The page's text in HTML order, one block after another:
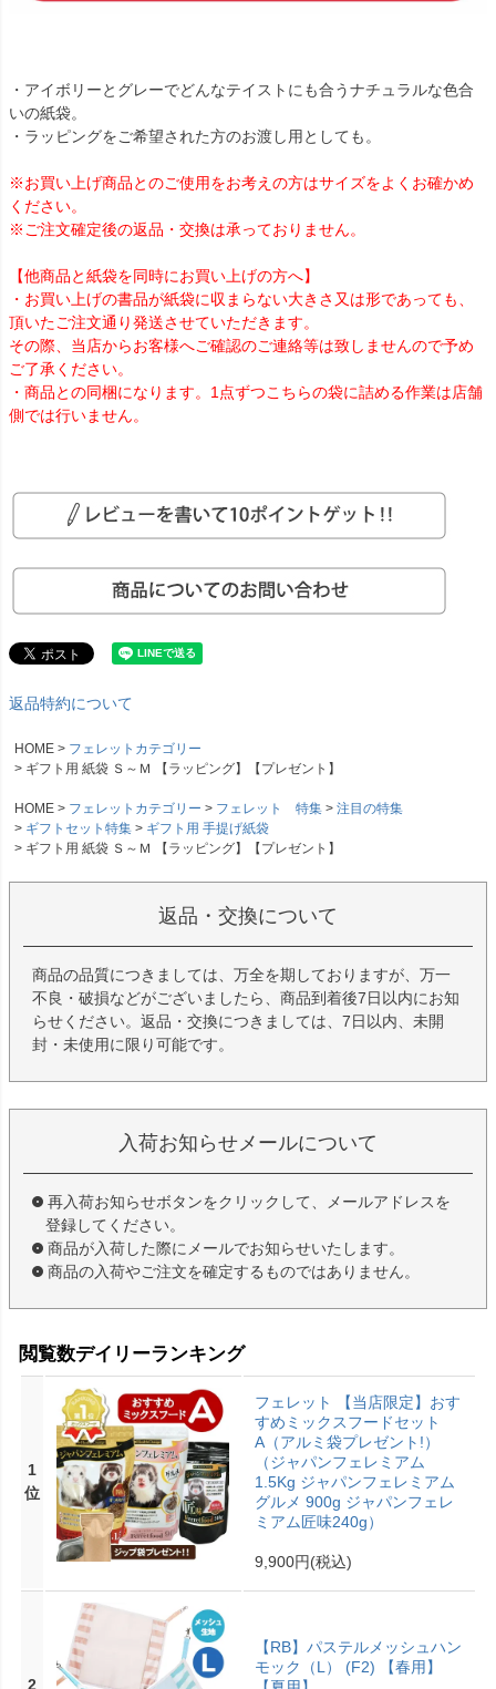
・アイボリーとグレーでどんなテイストにも合うナチュラルな色合
いの紙袋。
・ラッピングをご希望された方のお渡し用としても。
※お買い上げ商品とのご使用をお考えの方はサイズをよくお確かめ
ください。
※ご注文確定後の返品・交換は承っておりません。
【他商品と紙袋を同時にお買い上げの方へ】
・お買い上げの書品が紙袋に収まらない大きさ又は形であっても、
頂いたご注文通り発送させていただきます。
その際、当店からお客様へご確認のご連絡等は致しませんので予め
ご了承ください。
・商品との同梱になります。1点ずつこちらの袋に詰める作業は店舗
側では行いません。
返品特約について
HOME
フェレットカテゴリー
ギフト用 紙袋 Ｓ～Ｍ 【ラッピング】【プレゼント】
HOME フェレットカテゴリー フェレット 特集
注目の特集
ギフトセット特集
ギフト用 手提げ紙袋
ギフト用 紙袋 Ｓ～Ｍ 【ラッピング】【プレゼント】
返品・交換について
商品の品質につきましては、万全を期しておりますが、万一
不良・破損などがございましたら、商品到着後7日以内にお知
らせください。返品・交換につきましては、7日以内、未開
封・未使用に限り可能です。
入荷お知らせメールについて
再入荷お知らせボタンをクリックして、メールアドレスを
登録してください。
商品が入荷した際にメールでお知らせいたします。
商品の入荷やご注文を確定するものではありません。
閲覧数デイリーランキング
1
位
フェレット 【当店限定】おす
すめミックスフードセット
A（アルミ袋プレゼント!）
（ジャパンフェレミアム
1.5Kg ジャパンフェレミアム
グルメ 900g ジャパンフェレ
ミアム匠味240g）
9,900円(税込)
2
【RB】パステルメッシュハン
モック（L） (F2) 【春用】